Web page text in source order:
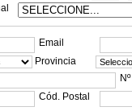
Email
Provincia
Nº
Cód. Postal